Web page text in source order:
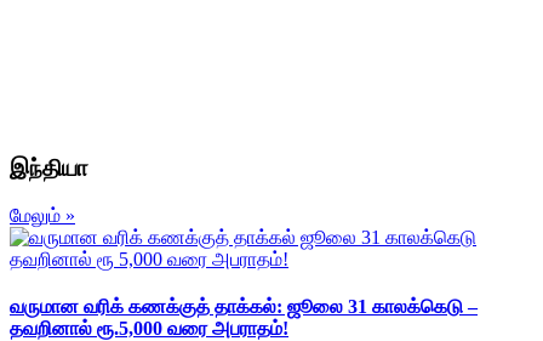
இந்தியா
மேலும் »
வருமான வரிக் கணக்குத் தாக்கல்: ஜூலை 31 காலக்கெடு –
தவறினால் ரூ.5,000 வரை அபராதம்!